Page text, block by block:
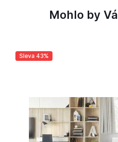
Mohlo by
Sleva 43%